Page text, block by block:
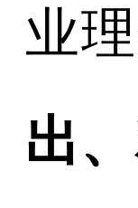
业
出